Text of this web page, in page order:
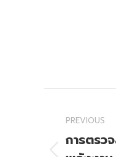
navigation
PREVIOUS
การตรว